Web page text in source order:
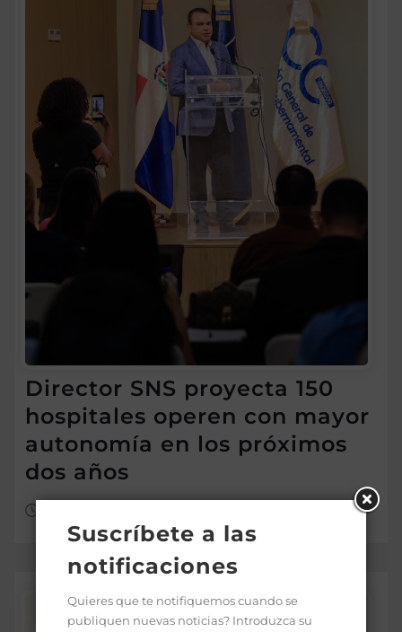
Director SNS proyecta 150
hospitales operen con mayor
autonomía en los próximos
dos años
Suscríbete a las
notificaciones
Quieres que te notifiquemos cuando se
publiquen nuevas noticias? Introduzca su